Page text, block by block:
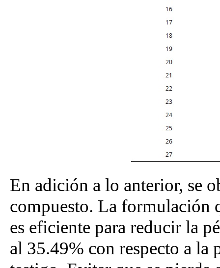
En adición a lo anterior, se
compuesto. La formulación
es eficiente para reducir la
al 35.49% con respecto a la